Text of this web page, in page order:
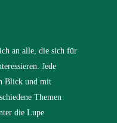
an alle, die sich für
Jede
Blick und mit
Themen
die Lupe